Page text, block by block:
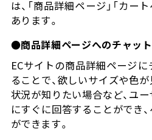
は、「商品詳細ページ」「カー
あります。
●商品詳細ページへのチャッ
ECサイトの商品詳細ページ
ることで、欲しいサイズや色
状況が知りたい場合など、ユ
にすぐに回答することができ
ができます。